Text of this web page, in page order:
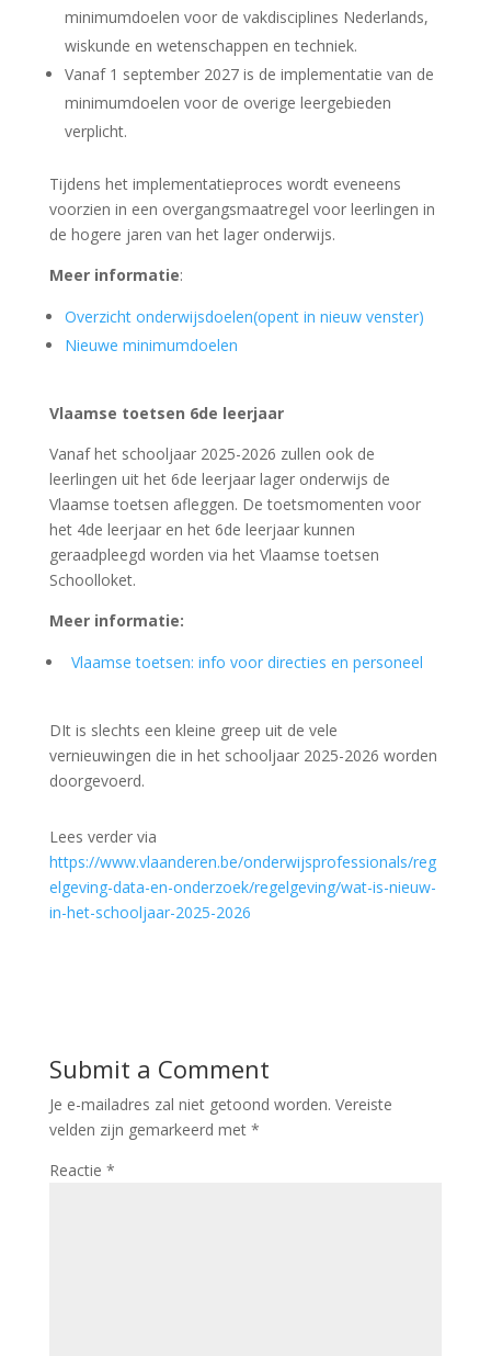
minimumdoelen voor de vakdisciplines Nederlands,
wiskunde en wetenschappen en techniek.
Vanaf 1 september 2027 is de implementatie van de
minimumdoelen voor de overige leergebieden
verplicht.
Tijdens het implementatieproces wordt eveneens
voorzien in een overgangsmaatregel voor leerlingen in
de hogere jaren van het lager onderwijs.
Meer informatie:
Overzicht onderwijsdoelen(opent in nieuw venster)
Nieuwe minimumdoelen
Vlaamse toetsen 6de leerjaar
Vanaf het schooljaar 2025-2026 zullen ook de
leerlingen uit het 6de leerjaar lager onderwijs de
Vlaamse toetsen afleggen. De toetsmomenten voor
het 4de leerjaar en het 6de leerjaar kunnen
geraadpleegd worden via het Vlaamse toetsen
Schoolloket.
Meer informatie:
Vlaamse toetsen: info voor directies en personeel
DIt is slechts een kleine greep uit de vele
vernieuwingen die in het schooljaar 2025-2026 worden
doorgevoerd.
Lees verder via
https://www.vlaanderen.be/onderwijsprofessionals/reg
elgeving-data-en-onderzoek/regelgeving/wat-is-nieuw-
in-het-schooljaar-2025-2026
Submit a Comment
Je e-mailadres zal niet getoond worden. Vereiste
velden zijn gemarkeerd met *
Reactie *